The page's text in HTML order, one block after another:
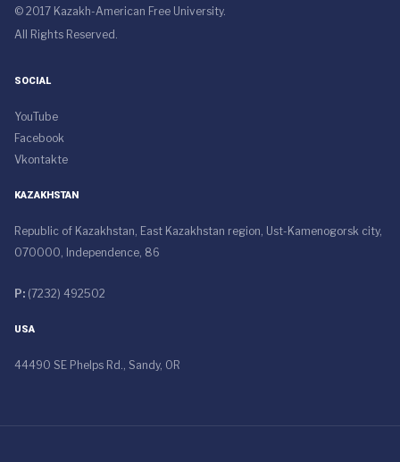
© 2017 Kazakh-American Free University.
All Rights Reserved.
SOCIAL
YouTube
Facebook
Vkontakte
KAZAKHSTAN
Republic of Kazakhstan, East Kazakhstan region, Ust-Kamenogorsk city,
070000, Independence, 86
P: (7232) 492502
USA
44490 SE Phelps Rd., Sandy, OR